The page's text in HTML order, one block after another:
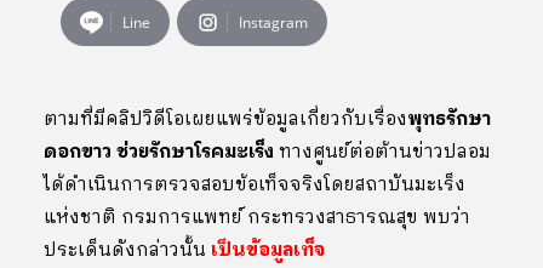
Line Instagram
ตามที่มีคลิปวิดีโอเผยแพร่ข้อมูลเกี่ยวกับเรื่องพุทธรักษา
ดอกขาว ช่วยรักษาโรคมะเร็ง ทางศูนย์ต่อต้านข่าวปลอม
ได้ดำเนินการตรวจสอบข้อเท็จจริงโดยสถาบันมะเร็ง
แห่งชาติ กรมการแพทย์ กระทรวงสาธารณสุข พบว่า
ประเด็นดังกล่าวนั้น เป็นข้อมูลเท็จ